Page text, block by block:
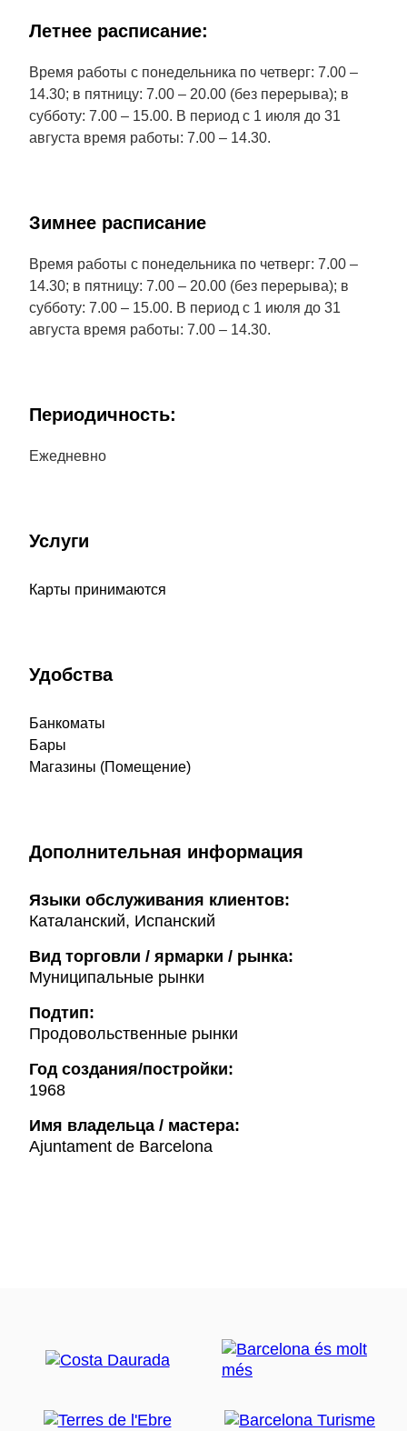
Летнее расписание:
Время работы с понедельника по четверг: 7.00 –
14.30; в пятницу: 7.00 – 20.00 (без перерыва); в
субботу: 7.00 – 15.00. В период с 1 июля до 31
августа время работы: 7.00 – 14.30.
Зимнее расписание
Время работы с понедельника по четверг: 7.00 –
14.30; в пятницу: 7.00 – 20.00 (без перерыва); в
субботу: 7.00 – 15.00. В период с 1 июля до 31
августа время работы: 7.00 – 14.30.
Периодичность:
Ежедневно
Услуги
Карты принимаются
Удобства
Банкоматы
Бары
Магазины (Помещение)
Дополнительная информация
Языки обслуживания клиентов:
Каталанский, Испанский
Вид торговли / ярмарки / рынка:
Муниципальные рынки
Подтип:
Продовольственные рынки
Год создания/постройки:
1968
Имя владельца / мастера:
Ajuntament de Barcelona